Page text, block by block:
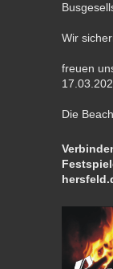
Wir
freuen
Die